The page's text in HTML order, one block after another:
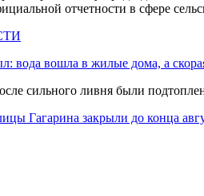
отчетности в сфере
вода вошла в жилые дома, а
сильного ливня были
Гагарина закрыли до конца